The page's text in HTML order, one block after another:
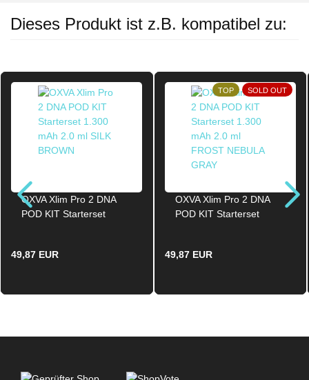
Dieses Produkt ist z.B. kompatibel zu:
OXVA Xlim Pro 2 DNA
POD KIT Starterset
49,87 EUR
TOP SOLD OUT
OXVA Xlim Pro 2 DNA
POD KIT Starterset
49,87 EUR